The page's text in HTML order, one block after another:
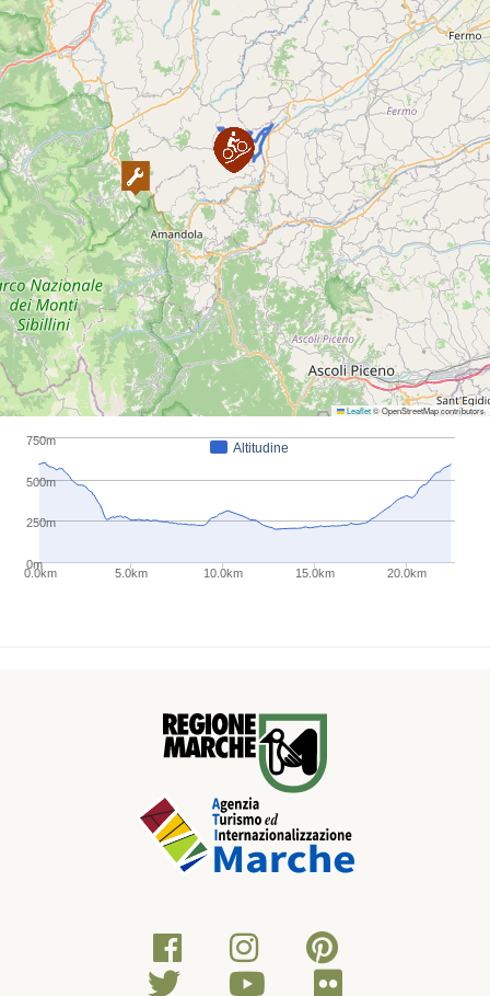
https://www.noimarche.it/it/cicloturismo/bike-penna-san-
giovanni/32/penna-san-giovanni-in-mtb/92.html
Leaflet© OpenStreetMap contributors
Altitudine
0.0km 5.0km 10.0km 15.0km 20.0km
0m
250m
500m
750m